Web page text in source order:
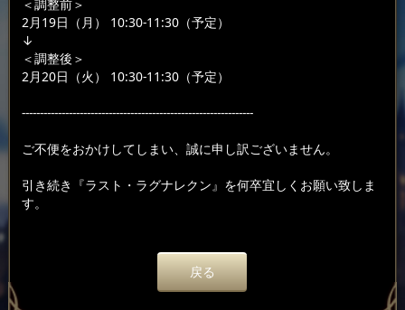
＜調整前＞
2月19日（月） 10:30-11:30（予定）
↓
＜調整後＞
2月20日（火） 10:30-11:30（予定）
----------------------------------------------------------------
ご不便をおかけしてしまい、誠に申し訳ございません。
引き続き『ラスト・ラグナレクン』を何卒宜しくお願い致しま
す。
戻る